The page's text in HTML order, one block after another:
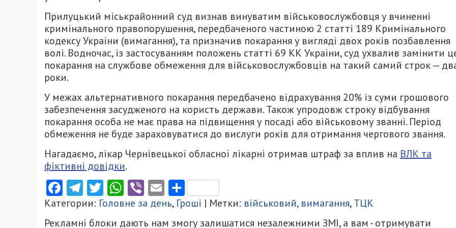
Прилуцький міськрайонний суд визнав винуватим військовослужбовця у вчиненні
кримінального правопорушення, передбаченого частиною 2 статті 189 Кримінального
кодексу України (вимагання), та призначив покарання у вигляді двох років позбавлення
волі. Водночас, із застосуванням положень статті 69 КК України, суд ухвалив замінити
покарання на службове обмеження для військовослужбовців на такий самий строк —
роки.
У межах альтернативного покарання передбачено відрахування 20% із суми грошового
забезпечення засудженого на користь держави. Також упродовж строку відбування
покарання особа не має права на підвищення у посаді або військовому званні. Період
обмеження не буде зараховуватися до вислуги років для отримання чергового звання.
Нагадаємо, лікар Чернівецької обласної лікарні отримав штраф за вплив на ВЛК та
фіктивні довідки.
Facebook
Telegram
Twitter
WhatsApp
ViberEmailПоділитися
Категории: Головне за день, Гроші | Метки: військовий, вимагання,ТЦК
Рекламні блоки дають нам змогу залишатися незалежними ЗМІ, а вам - отримувати